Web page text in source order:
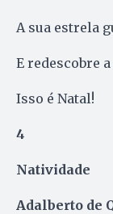
A sua estrela
E redescobre
Isso é Natal!
4
Natividade
Adalberto de